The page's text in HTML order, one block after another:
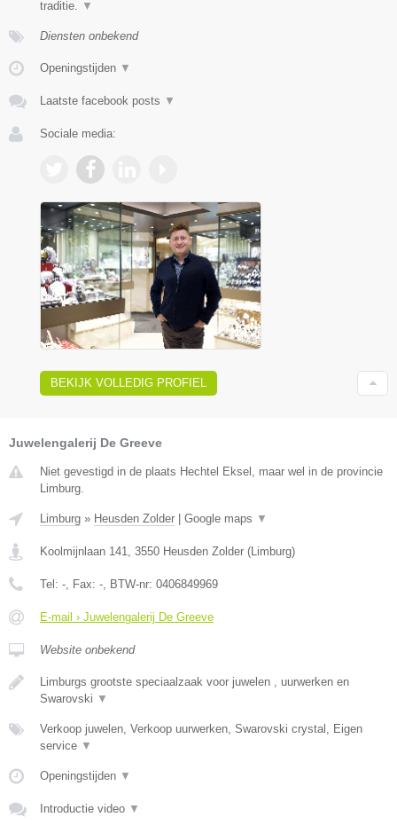
traditie. ▼
Diensten onbekend
Openingstijden ▼
Laatste facebook posts ▼
Sociale media:
BEKIJK VOLLEDIG PROFIEL
Juwelengalerij De Greeve
Niet gevestigd in de plaats Hechtel Eksel, maar wel in de provincie
Limburg.
Limburg » Heusden Zolder Google maps ▼
Koolmijnlaan 141 3550 Heusden Zolder ( Limburg)
Tel: - , Fax: - , BTW-nr: 0406849969
E-mail › Juwelengalerij De Greeve
Website onbekend
Limburgs grootste speciaalzaak voor juwelen , uurwerken en
Swarovski ▼
Verkoop juwelen, Verkoop uurwerken, Swarovski crystal, Eigen
service ▼
Openingstijden ▼
Introductie video ▼